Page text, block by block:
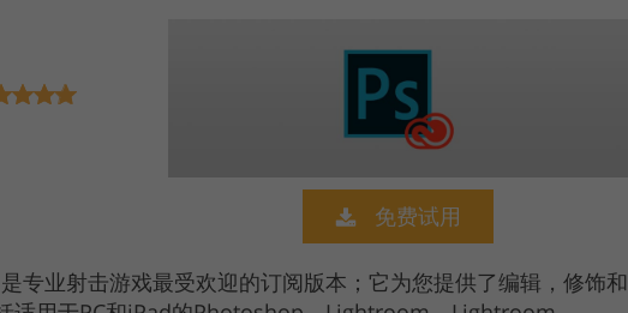
免费试用
专业射击游戏最受欢迎的订阅版本；它为您提供了编辑，修饰和